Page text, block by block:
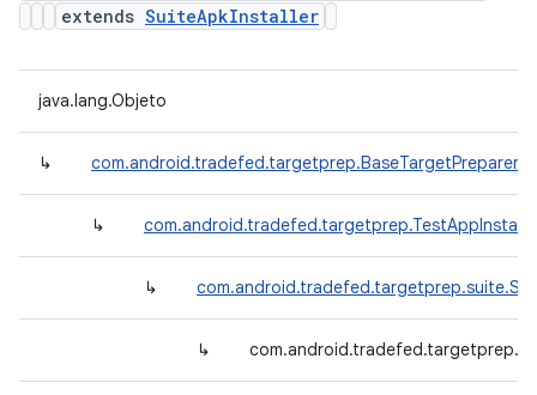
extends SuiteApkInstaller
java.lang.Objeto
↳ com.android.tradefed.targetprep.BaseTargetPreparer
↳
↳
↳